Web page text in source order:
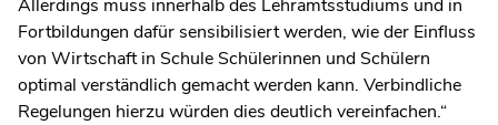
Allerdings muss innerhalb des Lehramtsstudiums und in
Fortbildungen dafür sensibilisiert werden, wie der Einfluss
von Wirtschaft in Schule Schülerinnen und Schülern
optimal verständlich gemacht werden kann. Verbindliche
Regelungen hierzu würden dies deutlich vereinfachen.“